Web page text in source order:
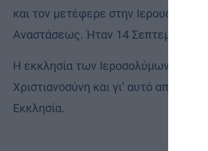
και τον μετέφερε στην
Αναστάσεως. Ήταν 14 Σεπτεμβρίου
Η εκκλησία των Ιεροσολύμων
Χριστιανοσύνη και γι’ αυτό
Εκκλησία.